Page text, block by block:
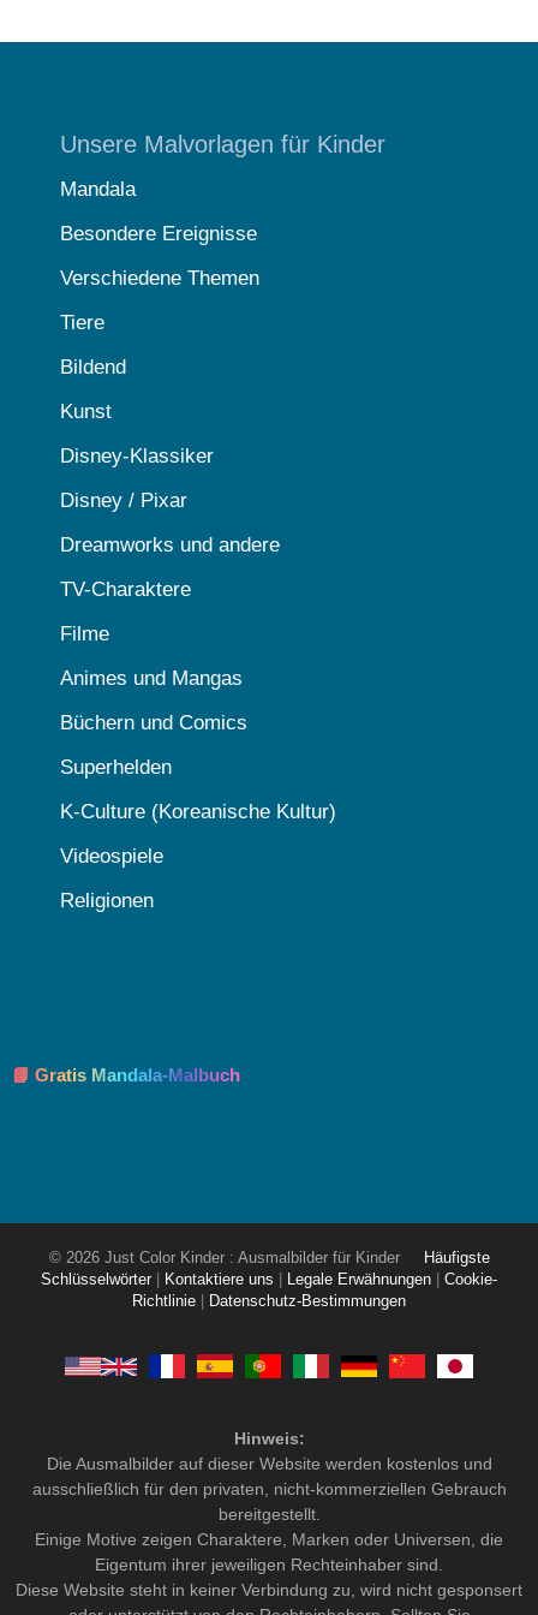
Unsere Malvorlagen für Kinder
Mandala
Besondere Ereignisse
Verschiedene Themen
Tiere
Bildend
Kunst
Disney-Klassiker
Disney / Pixar
Dreamworks und andere
TV-Charaktere
Filme
Animes und Mangas
Büchern und Comics
Superhelden
K-Culture (Koreanische Kultur)
Videospiele
Religionen
📘 Gratis Mandala-Malbuch
© 2026 Just Color Kinder : Ausmalbilder für Kinder
Häufigste
Schlüsselwörter
Kontaktiere uns Legale Erwähnungen
Cookie-
Richtlinie
Datenschutz-Bestimmungen
Hinweis:
Die Ausmalbilder auf dieser Website werden kostenlos und
ausschließlich für den privaten, nicht-kommerziellen Gebrauch
bereitgestellt.
Einige Motive zeigen Charaktere, Marken oder Universen, die
Eigentum ihrer jeweiligen Rechteinhaber sind.
Diese Website steht in keiner Verbindung zu, wird nicht gesponsert